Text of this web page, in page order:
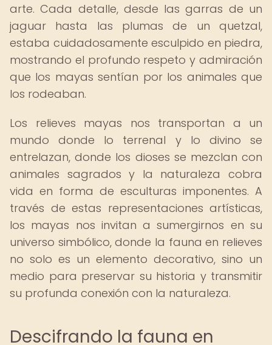
arte. Cada detalle, desde las garras de un
jaguar hasta las plumas de un quetzal,
estaba cuidadosamente esculpido en piedra,
mostrando el profundo respeto y admiración
que los mayas sentían por los animales que
los rodeaban.
Los relieves mayas nos transportan a un
mundo donde lo terrenal y lo divino se
entrelazan, donde los dioses se mezclan con
animales sagrados y la naturaleza cobra
vida en forma de esculturas imponentes. A
través de estas representaciones artísticas,
los mayas nos invitan a sumergirnos en su
universo simbólico, donde la fauna en relieves
no solo es un elemento decorativo, sino un
medio para preservar su historia y transmitir
su profunda conexión con la naturaleza.
Descifrando la fauna en